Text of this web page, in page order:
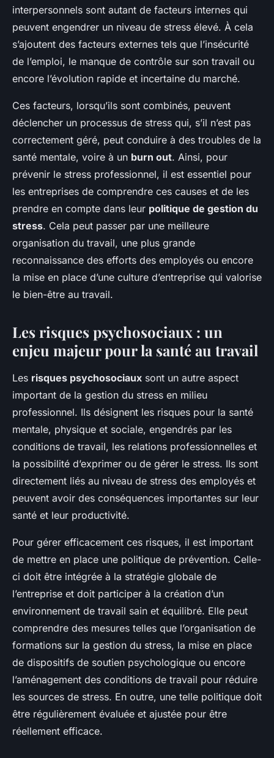
interpersonnels sont autant de facteurs internes qui
peuvent engendrer un niveau de stress élevé. À cela
s’ajoutent des facteurs externes tels que l’insécurité
de l’emploi, le manque de contrôle sur son travail ou
encore l’évolution rapide et incertaine du marché.
Ces facteurs, lorsqu’ils sont combinés, peuvent
déclencher un processus de stress qui, s’il n’est pas
correctement géré, peut conduire à des troubles de la
santé mentale, voire à un burn out. Ainsi, pour
prévenir le stress professionnel, il est essentiel pour
les entreprises de comprendre ces causes et de les
prendre en compte dans leur politique de gestion du
stress. Cela peut passer par une meilleure
organisation du travail, une plus grande
reconnaissance des efforts des employés ou encore
la mise en place d’une culture d’entreprise qui valorise
le bien-être au travail.
Les risques psychosociaux : un
enjeu majeur pour la santé au travail
Les risques psychosociaux sont un autre aspect
important de la gestion du stress en milieu
professionnel. Ils désignent les risques pour la santé
mentale, physique et sociale, engendrés par les
conditions de travail, les relations professionnelles et
la possibilité d’exprimer ou de gérer le stress. Ils sont
directement liés au niveau de stress des employés et
peuvent avoir des conséquences importantes sur leur
santé et leur productivité.
Pour gérer efficacement ces risques, il est important
de mettre en place une politique de prévention. Celle-
ci doit être intégrée à la stratégie globale de
l’entreprise et doit participer à la création d’un
environnement de travail sain et équilibré. Elle peut
comprendre des mesures telles que l’organisation de
formations sur la gestion du stress, la mise en place
de dispositifs de soutien psychologique ou encore
l’aménagement des conditions de travail pour réduire
les sources de stress. En outre, une telle politique doit
être régulièrement évaluée et ajustée pour être
réellement efficace.